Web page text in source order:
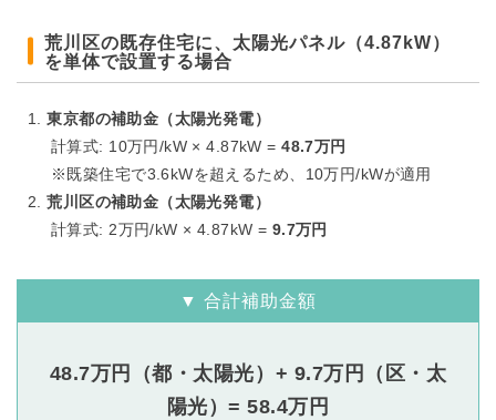
荒川区の既存住宅に、太陽光パネル（4.87kW）
を単体で設置する場合
東京都の補助金（太陽光発電）
計算式: 10万円/kW × 4.87kW =48.7万円
※既築住宅で3.6kWを超えるため、10万円/kWが適用
荒川区の補助金（太陽光発電）
計算式: 2万円/kW × 4.87kW = 9.7万円
▼ 合計補助金額
48.7万円（都・太陽光）+ 9.7万円（区・太
陽光）= 58.4万円